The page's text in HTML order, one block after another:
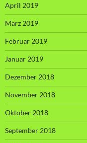
April 2019
März 2019
Februar 2019
Januar 2019
Dezember 2018
November 2018
Oktober 2018
September 2018